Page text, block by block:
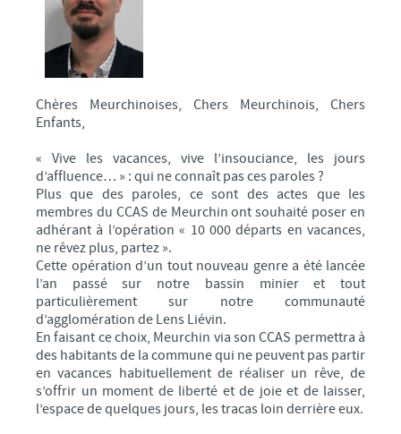
Bus Tadao
Les transports TER
COMMERÇANTS ET ARTISANS
ACTUALITÉS MEURCHINOISES
SANTÉ
INFOS
REPORTAGES
ARCHIVE BULLETIN MUNICIPAL
CHASSE
Chères Meurchinoises, Chers Meurchinois, Chers
Enfants,
« Vive les vacances, vive l’insouciance, les jours
d’affluence… » : qui ne connaît pas ces paroles ?
Plus que des paroles, ce sont des actes que les
membres du CCAS de Meurchin ont souhaité poser en
adhérant à l’opération « 10 000 départs en vacances,
ne rêvez plus, partez ».
Cette opération d’un tout nouveau genre a été lancée
l’an passé sur notre bassin minier et tout
particulièrement sur notre communauté
d’agglomération de Lens Liévin.
En faisant ce choix, Meurchin via son CCAS permettra à
des habitants de la commune qui ne peuvent pas partir
en vacances habituellement de réaliser un rêve, de
s’offrir un moment de liberté et de joie et de laisser,
l’espace de quelques jours, les tracas loin derrière eux.